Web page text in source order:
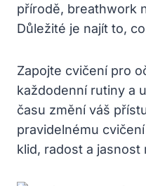
přírodě, breathwork
Důležité je najít to,
Zapojte cvičení pro
každodenní rutiny a
času změní váš
pravidelnému
klid, radost a jasnost